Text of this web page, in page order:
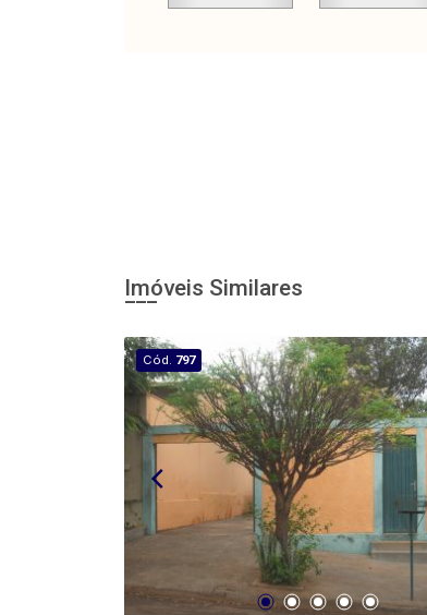
Imóveis Similares
Cód. 797